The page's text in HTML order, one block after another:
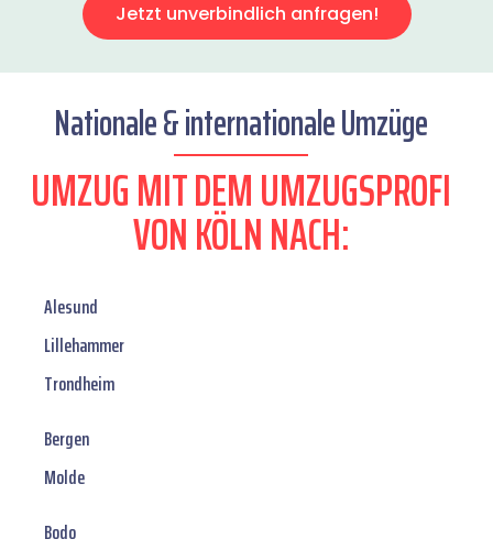
Jetzt unverbindlich anfragen!
Nationale & internationale Umzüge
UMZUG MIT DEM UMZUGSPROFI
VON KÖLN NACH:
Alesund
Lillehammer
Trondheim
Bergen
Molde
Bodo